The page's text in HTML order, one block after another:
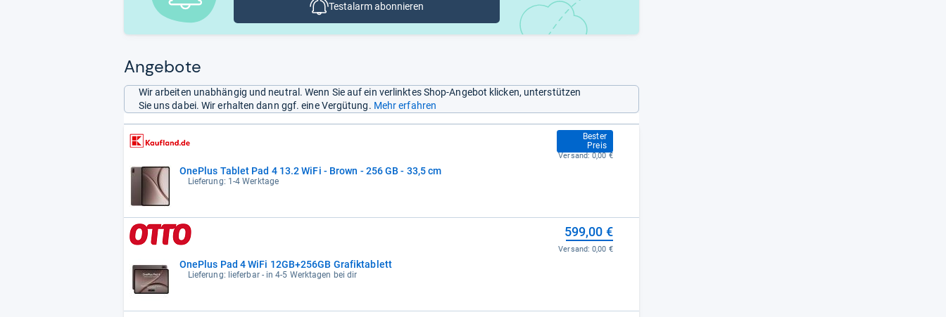
Testalarm abonnieren
Angebote
Wir arbeiten unabhängig und neutral. Wenn Sie auf ein verlinktes Shop-Angebot klicken, unterstützen
Sie uns dabei. Wir erhalten dann ggf. eine Vergütung. Mehr erfahren
OnePlus Tablet Pad 4 13.2 WiFi - Brown - 256 GB - 33,5 cm
Lieferung: 1-4 Werktage
Bester
Preis
584,00 €
Versand:0,00 €
OnePlus Pad 4 WiFi 12GB+256GB Grafiktablett
Lieferung: lieferbar - in 4-5 Werktagen bei dir
599,00 €
Versand:0,00 €